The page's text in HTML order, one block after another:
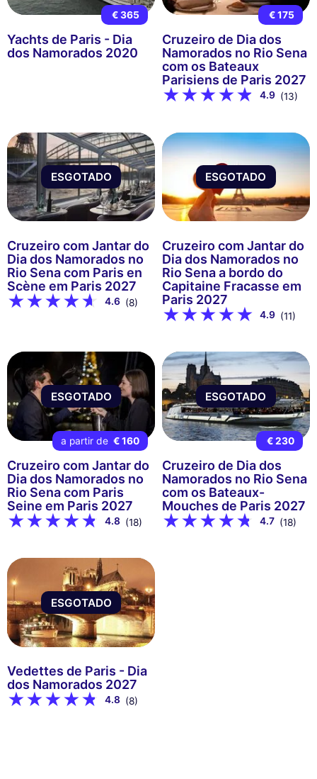
€ 365
Yachts de Paris - Dia
dos Namorados 2020
€ 175
Cruzeiro de Dia dos
Namorados no Rio Sena
com os Bateaux
Parisiens de Paris 2027
4.9 (13)
ESGOTADO
Cruzeiro com Jantar do
Dia dos Namorados no
Rio Sena com Paris en
Scène em Paris 2027
4.6 (8)
ESGOTADO
Cruzeiro com Jantar do
Dia dos Namorados no
Rio Sena a bordo do
Capitaine Fracasse em
Paris 2027
4.9 (11)
ESGOTADO
a partir de € 160
Cruzeiro com Jantar do
Dia dos Namorados no
Rio Sena com Paris
Seine em Paris 2027
4.8 (18)
ESGOTADO
€ 230
Cruzeiro de Dia dos
Namorados no Rio Sena
com os Bateaux-
Mouches de Paris 2027
4.7 (18)
ESGOTADO
Vedettes de Paris - Dia
dos Namorados 2027
4.8 (8)